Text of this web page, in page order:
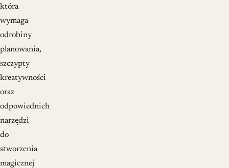
która
wymaga
odrobiny
planowania,
szczypty
kreatywności
oraz
odpowiednich
narzędzi
do
stworzenia
magicznej